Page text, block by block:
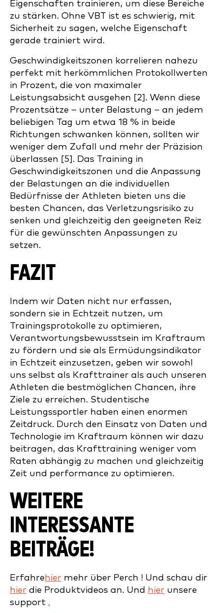
Eigenschaften trainieren, um diese Bereiche
zu stärken. Ohne VBT ist es schwierig, mit
Sicherheit zu sagen, welche Eigenschaft
gerade trainiert wird.
Geschwindigkeitszonen korrelieren nahezu
perfekt mit herkömmlichen Protokollwerten
in Prozent, die von maximaler
Leistungsabsicht ausgehen [2]. Wenn diese
Prozentsätze – unter Belastung – an jedem
beliebigen Tag um etwa 18 % in beide
Richtungen schwanken können, sollten wir
weniger dem Zufall und mehr der Präzision
überlassen [5]. Das Training in
Geschwindigkeitszonen und die Anpassung
der Belastungen an die individuellen
Bedürfnisse der Athleten bieten uns die
besten Chancen, das Verletzungsrisiko zu
senken und gleichzeitig den geeigneten Reiz
für die gewünschten Anpassungen zu
setzen.
FAZIT
Indem wir Daten nicht nur erfassen,
sondern sie in Echtzeit nutzen, um
Trainingsprotokolle zu optimieren,
Verantwortungsbewusstsein im Kraftraum
zu fördern und sie als Ermüdungsindikator
in Echtzeit einzusetzen, geben wir sowohl
uns selbst als Krafttrainer als auch unseren
Athleten die bestmöglichen Chancen, ihre
Ziele zu erreichen. Studentische
Leistungssportler haben einen enormen
Zeitdruck. Durch den Einsatz von Daten und
Technologie im Kraftraum können wir dazu
beitragen, das Krafttraining weniger vom
Raten abhängig zu machen und gleichzeitig
Zeit und performance zu optimieren.
WEITERE
INTERESSANTE
BEITRÄGE!
Erfahre hier mehr über Perch ! Und schau dir
hier die Produktvideos an. Und hier unsere
support .